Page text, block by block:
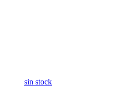
sin stock